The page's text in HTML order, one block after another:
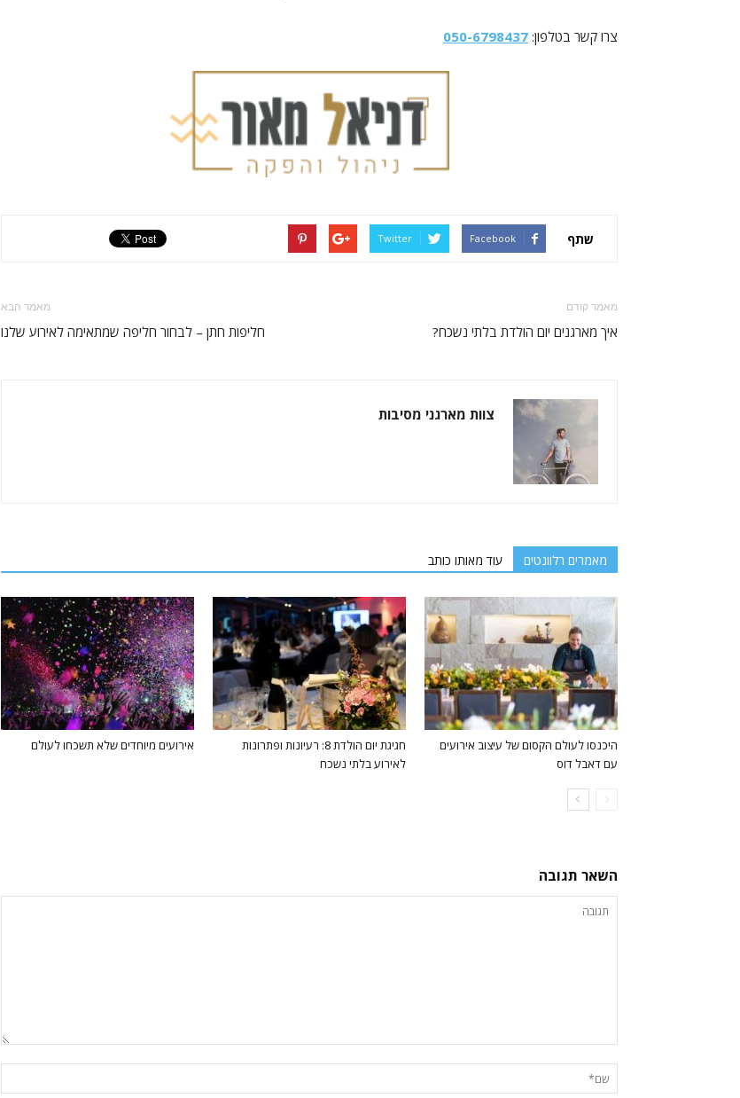
צרו קשר בטלפון: 050-6798437
שתף Facebook
Twitter
מאמר קודם
איך מארגנים יום הולדת בלתי נשכח?
מאמר הבא
חליפות חתן – לבחור חליפה שמתאימה לאירוע שלנו
צוות מארגני מסיבות
מאמרים רלוונטים עוד מאותו כותב
היכנסו לעולם הקסום של עיצוב אירועים
עם דאבל דוס
חגיגת יום הולדת 8: רעיונות ופתרונות
לאירוע בלתי נשכח
אירועים מיוחדים שלא תשכחו לעולם
השאר תגובה